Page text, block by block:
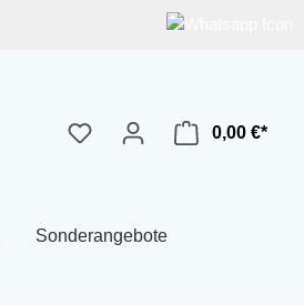
0,00 €*
Sonderangebote